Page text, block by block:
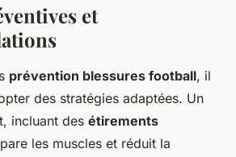
et
prévention blessures football, il
des stratégies adaptées. Un
incluant des étirements
les muscles et réduit la